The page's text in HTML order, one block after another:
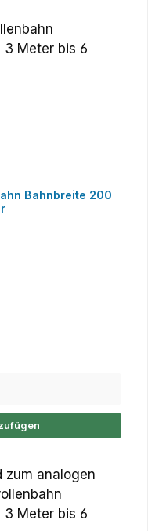
Bahnbreite 200